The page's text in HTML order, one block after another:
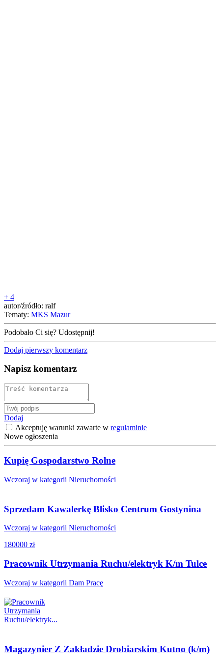
+ 4
autor/źródło: ralf
Tematy: MKS Mazur
Podobało Ci się? Udostępnij!
Dodaj pierwszy komentarz
Napisz komentarz
Dodaj
Akceptuję warunki zawarte w regulaminie
Nowe ogłoszenia
Kupię Gospodarstwo Rolne
Wczoraj w kategorii Nieruchomości
Sprzedam Kawalerkę Blisko Centrum Gostynina
Wczoraj w kategorii Nieruchomości
180000 zł
Pracownik Utrzymania Ruchu/elektryk K/m Tulce
Wczoraj w kategorii Dam Pracę
Magazynier Z Zakładzie Drobiarskim Kutno (k/m)